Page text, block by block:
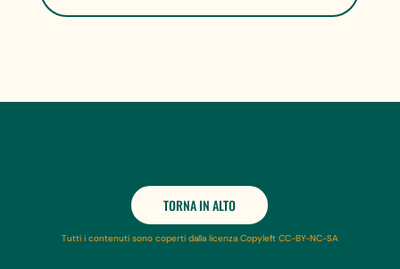
TORNA IN ALTO
Tutti i contenuti sono coperti dalla licenza Copyleft CC-BY-NC-SA